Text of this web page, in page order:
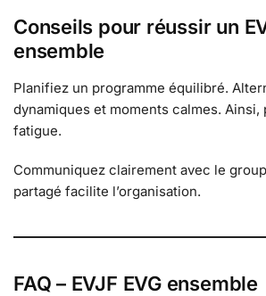
Conseils pour réussir un
ensemble
Planifiez un programme équilibré.
dynamiques et moments calmes. Ainsi,
fatigue.
Communiquez clairement avec le
partagé facilite l’organisation.
FAQ – EVJF EVG ensemble